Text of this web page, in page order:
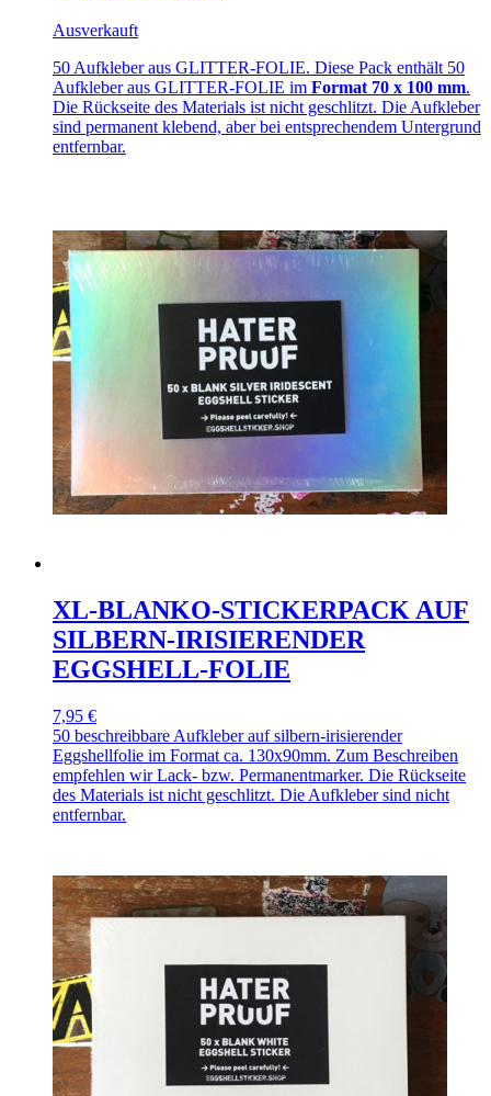
Ausverkauft
50 Aufkleber aus GLITTER-FOLIE. Diese Pack enthält 50
Aufkleber aus GLITTER-FOLIE im Format 70 x 100 mm.
Die Rückseite des Materials ist nicht geschlitzt. Die Aufkleber
sind permanent klebend, aber bei entsprechendem Untergrund
entfernbar.
XL-BLANKO-STICKERPACK AUF
SILBERN-IRISIERENDER
EGGSHELL-FOLIE
7,95 €
50 beschreibbare Aufkleber auf silbern-irisierender
Eggshellfolie im Format ca. 130x90mm. Zum Beschreiben
empfehlen wir Lack- bzw. Permanentmarker. Die Rückseite
des Materials ist nicht geschlitzt. Die Aufkleber sind nicht
entfernbar.